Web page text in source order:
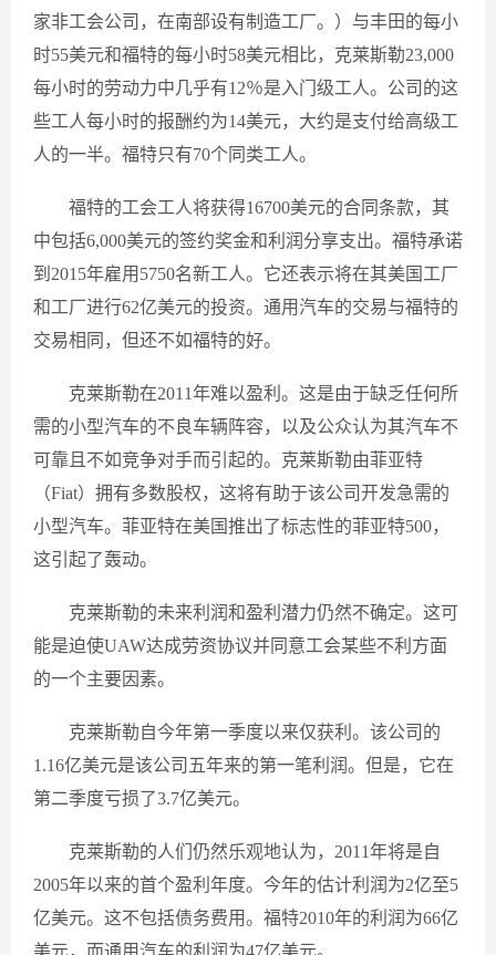
家非工会公司，在南部设有制造工厂。）与丰田的每小
时55美元和福特的每小时58美元相比，克莱斯勒23,000
每小时的劳动力中几乎有12％是入门级工人。公司的这
些工人每小时的报酬约为14美元，大约是支付给高级工
人的一半。福特只有70个同类工人。
福特的工会工人将获得16700美元的合同条款，其
中包括6,000美元的签约奖金和利润分享支出。福特承诺
到2015年雇用5750名新工人。它还表示将在其美国工厂
和工厂进行62亿美元的投资。通用汽车的交易与福特的
交易相同，但还不如福特的好。
克莱斯勒在2011年难以盈利。这是由于缺乏任何所
需的小型汽车的不良车辆阵容，以及公众认为其汽车不
可靠且不如竞争对手而引起的。克莱斯勒由菲亚特
（Fiat）拥有多数股权，这将有助于该公司开发急需的
小型汽车。菲亚特在美国推出了标志性的菲亚特500，
这引起了轰动。
克莱斯勒的未来利润和盈利潜力仍然不确定。这可
能是迫使UAW达成劳资协议并同意工会某些不利方面
的一个主要因素。
克莱斯勒自今年第一季度以来仅获利。该公司的
1.16亿美元是该公司五年来的第一笔利润。但是，它在
第​​二季度亏损了3.7亿美元。
克莱斯勒的人们仍然乐观地认为，2011年将是自
2005年以来的首个盈利年度。今年的估计利润为2亿至5
亿美元。这不包括债务费用。福特2010年的利润为66亿
美元，而通用汽车的利润为47亿美元。